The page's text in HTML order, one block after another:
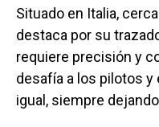
Situado en Italia,
destaca por su
requiere precisión y
desafía a los pilotos
igual, siempre